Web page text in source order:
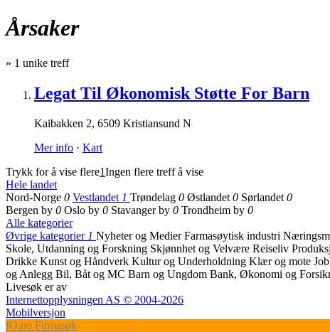
Årsaker
» 1 unike treff
Legat Til Økonomisk Støtte For Barn
Kaibakken 2, 6509 Kristiansund N
Mer info · Kart
Trykk for å vise flere1Ingen flere treff å vise
Hele landet
Nord-Norge 0 Vestlandet 1 Trøndelag 0 Østlandet 0 Sørlandet 0
Bergen by 0 Oslo by 0 Stavanger by 0 Trondheim by 0
Alle kategorier
Øvrige kategorier 1 Nyheter og MedierFarmasøytisk industri
Skole, Utdanning og Forskning Skjønnhet og Velvære Reiseliv
Drikke Kunst og Håndverk Kultur og Underholdning Klær og mote
og Anlegg Bil, Båt og MC Barn og Ungdom Bank, Økonomi og
Livesøk er av
Internettopplysningen AS © 2004-2026
Mobilversjon
IO.no Firmasøk